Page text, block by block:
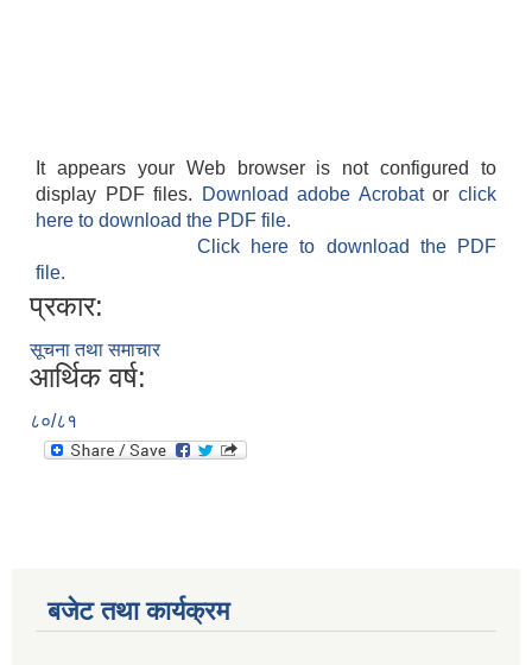
It appears your Web browser is not configured to
display PDF files.
Download adobe Acrobatorclick
here to download the PDF file.
Click here to download the PDF
file.
प्रकार:
सूचना तथा समाचार
आर्थिक वर्ष:
८०/८१
बजेट तथा कार्यक्रम